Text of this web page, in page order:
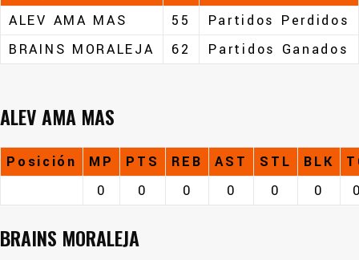
ALEV AMA MAS
55
Partidos Perdidos
BRAINS MORALEJA
62 Partidos Ganados
ALEV AMA MAS
Posición MP PTS REB AST STL BLK
0
0 0 0 0 0
BRAINS MORALEJA